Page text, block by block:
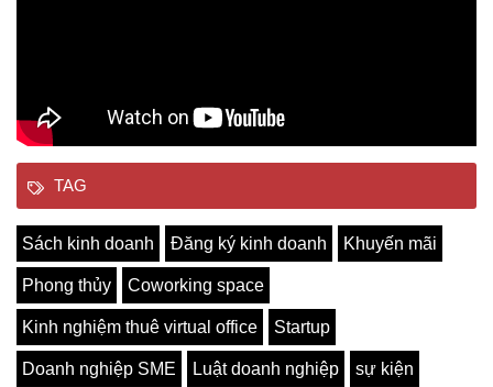
TAG
Sách kinh doanh Đăng ký kinh doanh Khuyến mãi
Phong thủy Coworking space
Kinh nghiệm thuê virtual office Startup
Doanh nghiệp SME Luật doanh nghiệp sự kiện